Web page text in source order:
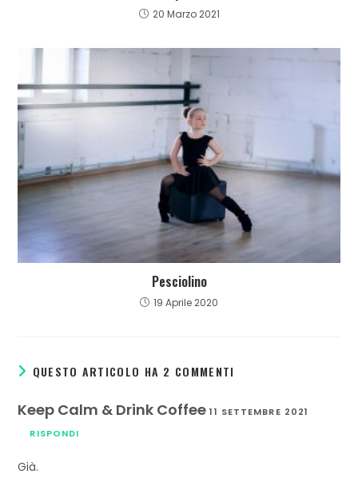
20 Marzo 2021
Pesciolino
19 Aprile 2020
QUESTO ARTICOLO HA 2 COMMENTI
Keep Calm & Drink Coffee11 SETTEMBRE 2021
RISPONDI
Già.